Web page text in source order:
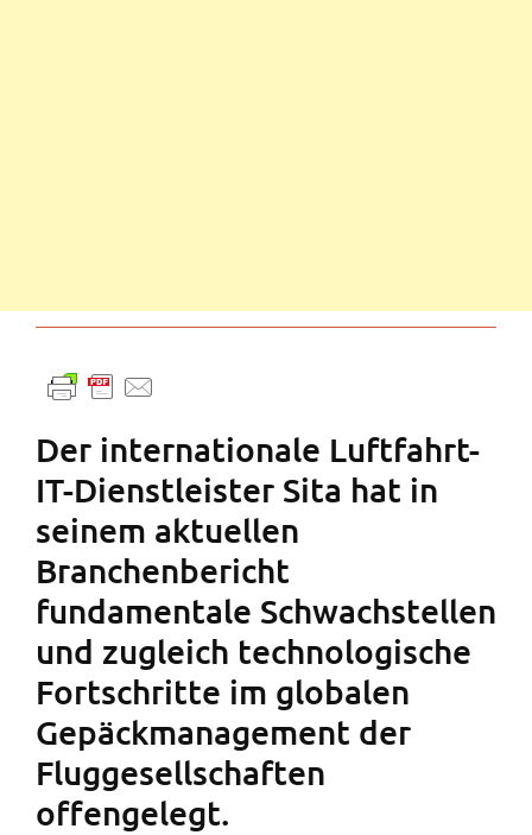
Der internationale Luftfahrt-
IT-Dienstleister Sita hat in
seinem aktuellen
Branchenbericht
fundamentale Schwachstellen
und zugleich technologische
Fortschritte im globalen
Gepäckmanagement der
Fluggesellschaften
offengelegt.